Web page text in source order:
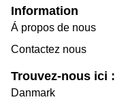
Information
Á propos de nous
Contactez nous
Trouvez-nous ici :
Danmark